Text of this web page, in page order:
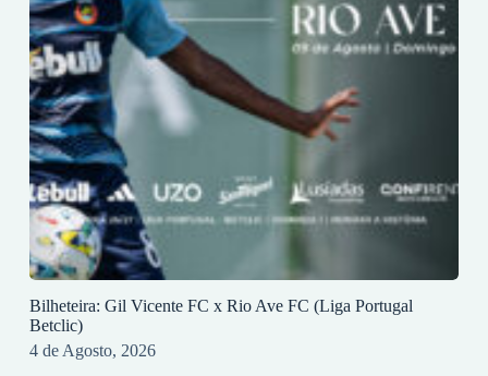
Bilheteira: Gil Vicente FC x Rio Ave FC (Liga Portugal
Betclic)
4 de Agosto, 2026